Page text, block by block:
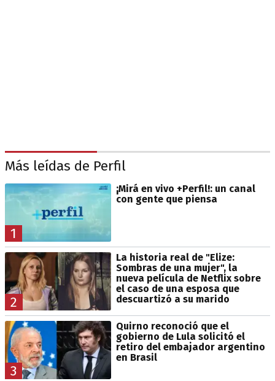
Más leídas de Perfil
1
¡Mirá en vivo +Perfil!: un canal
con gente que piensa
2
La historia real de "Elize:
Sombras de una mujer", la
nueva película de Netflix sobre
el caso de una esposa que
descuartizó a su marido
3
Quirno reconoció que el
gobierno de Lula solicitó el
retiro del embajador argentino
en Brasil